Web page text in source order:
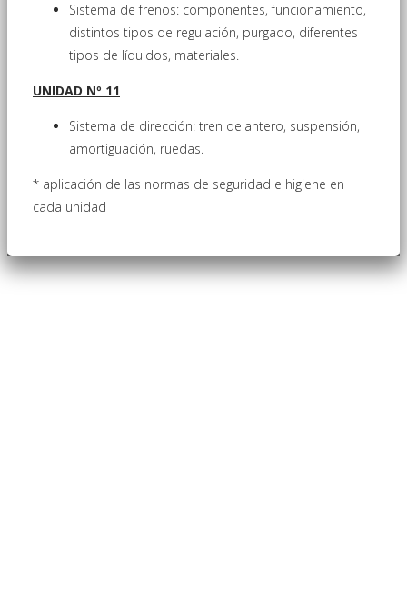
Sistema de frenos: componentes, funcionamiento,
distintos tipos de regulación, purgado, diferentes
tipos de líquidos, materiales.
UNIDAD Nº 11
Sistema de dirección: tren delantero, suspensión,
amortiguación, ruedas.
* aplicación de las normas de seguridad e higiene en
cada unidad